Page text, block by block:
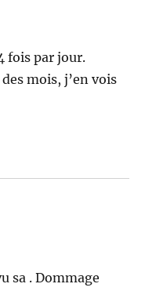
fois par jour.
mois, j’en vois
sa . Dommage